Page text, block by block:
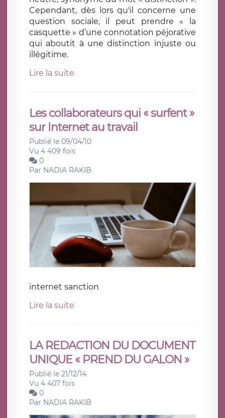
Cependant, dès lors qu'il concerne une
question sociale, il peut prendre « la
casquette » d’une connotation péjorative
qui aboutit à une distinction injuste ou
illégitime.
Lire la suite
Les collaborateurs qui « surfent »
sur Internet au travail
Publié le 09/04/10
Vu 4 409 fois
0
Par NADIA RAKIB
internet sanction
Lire la suite
LA REDACTION DU DOCUMENT
UNIQUE « PREND DU GALON »
Publié le 21/12/14
Vu 4 407 fois
0
Par NADIA RAKIB